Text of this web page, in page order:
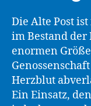
Die Alte Post
im Bestand der
enormen
Herzblut
Ein Einsatz,